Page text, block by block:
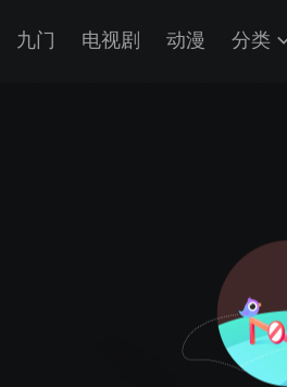
九门 电视剧 动漫 分类